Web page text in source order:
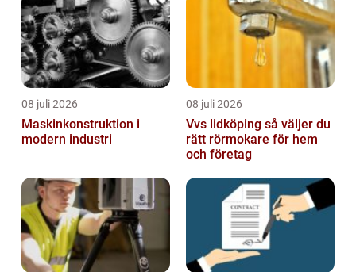
08 juli 2026
Maskinkonstruktion i
modern industri
08 juli 2026
Vvs lidköping så väljer du
rätt rörmokare för hem
och företag